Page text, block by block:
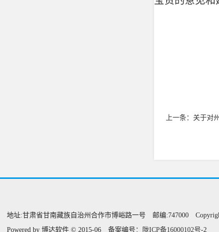
上一条： 关于对
地址:甘肃省甘南藏族自治州合作市博峪路一号 邮编:747000
Powered by 博达软件 © 2015-06 备案编号：
陇ICP备16000102号-2